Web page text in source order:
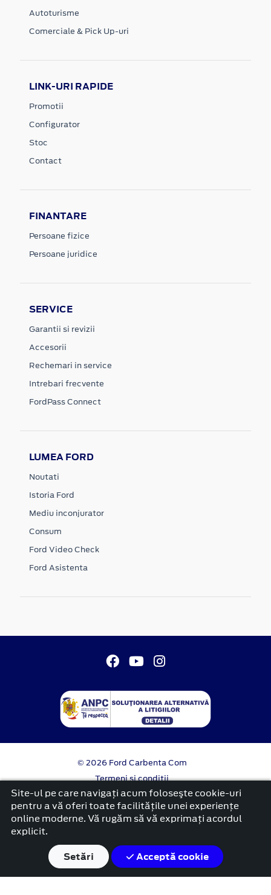
Autoturisme
Comerciale & Pick Up-uri
LINK-URI RAPIDE
Promotii
Configurator
Stoc
Contact
FINANTARE
Persoane fizice
Persoane juridice
SERVICE
Garantii si revizii
Accesorii
Rechemari in service
Intrebari frecvente
FordPass Connect
LUMEA FORD
Noutati
Istoria Ford
Mediu inconjurator
Consum
Ford Video Check
Ford Asistenta
© 2026 Ford Carbenta Com
Termeni si conditii
Confidentialitate
Politica cookies
platformă dezvoltată de Workleto
Site-ul pe care navigați acum foloseşte cookie-uri
pentru a vă oferi toate facilitățile unei experiențe
online moderne. Vă rugăm să vă exprimați acordul
explicit.
Setări
Acceptă cookie